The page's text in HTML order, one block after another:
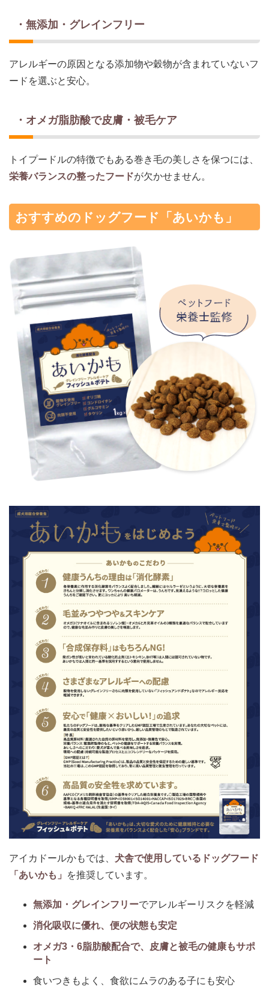
・無添加・グレインフリー
アレルギーの原因となる添加物や穀物が含まれていないフ
ードを選ぶと安心。
・オメガ脂肪酸で皮膚・被毛ケア
トイプードルの特徴でもある巻き毛の美しさを保つには、
栄養バランスの整ったフードが欠かせません。
おすすめのドッグフード「あいかも」
アイカドールかもでは、 犬舎で使用しているドッグフード
「あいかも」
を推奨しています。
無添加・グレインフリーでアレルギーリスクを軽減
消化吸収に優れ、便の状態も安定
オメガ3・6脂肪酸配合で、皮膚と被毛の健康もサポ
ート
食いつきもよく、食欲にムラのある子にも安心